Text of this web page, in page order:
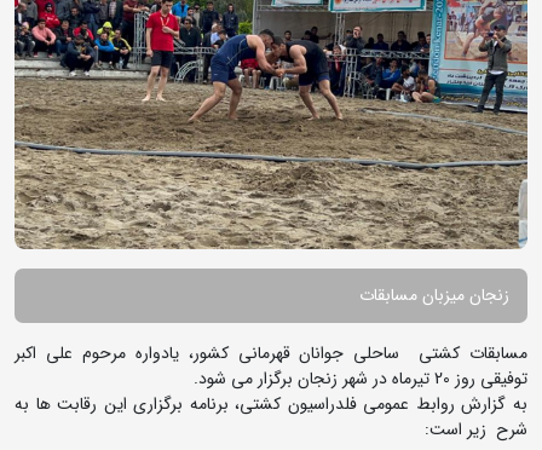
زنجان میزبان مسابقات
مسابقات کشتی ساحلی جوانان قهرمانی کشور، یادواره مرحوم علی اکبر
توفیقی روز 20 تیرماه در شهر زنجان برگزار می شود.
به گزارش روابط عمومی فلدراسیون کشتی، برنامه برگزاری این رقابت ها به
شرح زیر است: